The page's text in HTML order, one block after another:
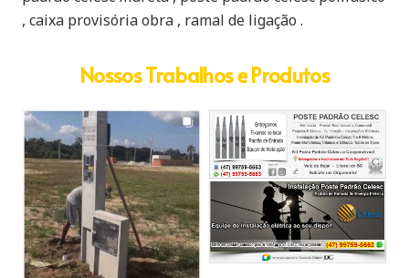
, caixa provisória obra , ramal de ligação .
Nossos Trabalhos e Produtos